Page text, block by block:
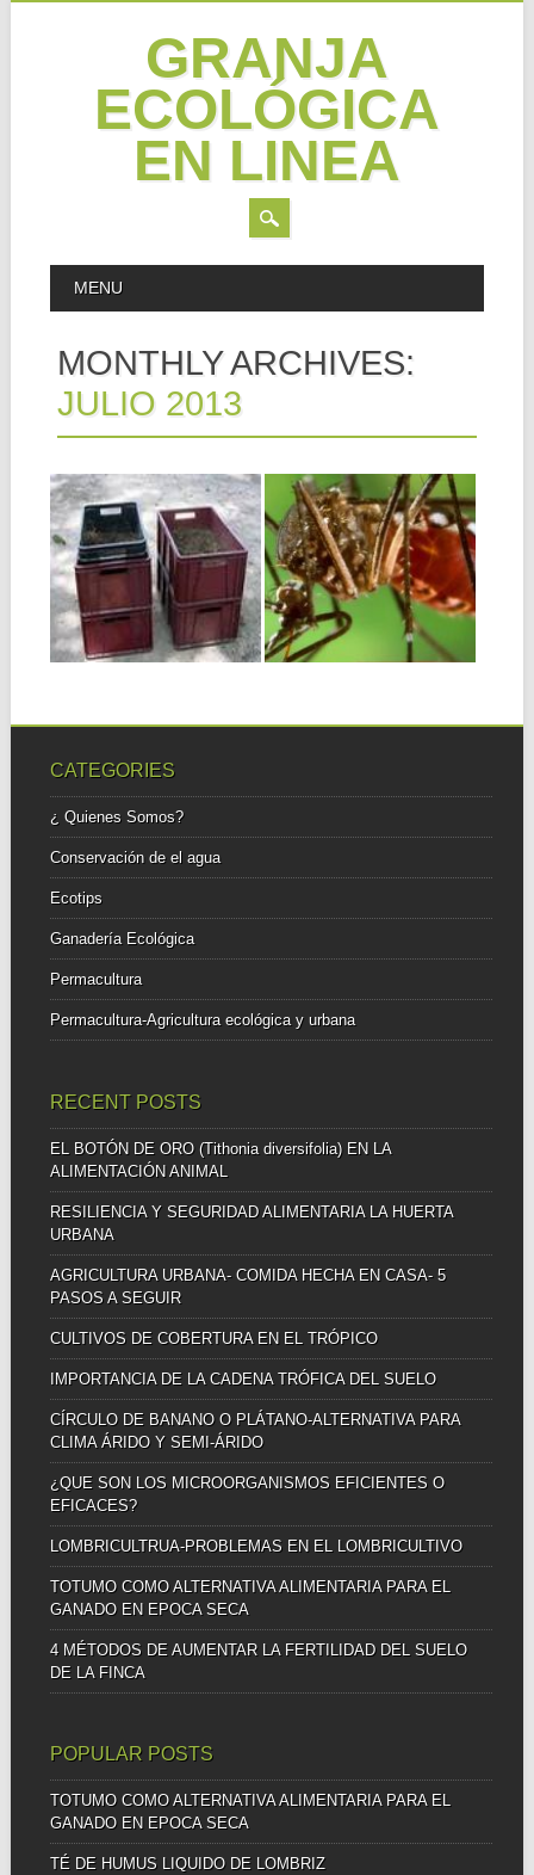
GRANJA
ECOLÓGICA
EN LINEA
MAIN MENU
MENU
MONTHLY ARCHIVES:
JULIO 2013
16.07.13
ABONOS
ORGÁNICOS
SÓLIDOS II
VERMICOMPUEST
O (PARTE II)
ESTABLECIMIENTO Y
MANEJO DEL CULTIVO DE
LOMBRICES Establecimiento
02.07.13
REPELENTES
NATURALES DE
MOSQUITOS
Estas recetas de
preparación de repelentes
naturales...
CATEGORIES
¿ Quienes Somos?
Conservación de el agua
Ecotips
Ganadería Ecológica
Permacultura
Permacultura-Agricultura ecológica y urbana
RECENT POSTS
EL BOTÓN DE ORO (Tithonia diversifolia) EN LA
ALIMENTACIÓN ANIMAL
RESILIENCIA Y SEGURIDAD ALIMENTARIA LA HUERTA
URBANA
AGRICULTURA URBANA- COMIDA HECHA EN CASA- 5
PASOS A SEGUIR
CULTIVOS DE COBERTURA EN EL TRÓPICO
IMPORTANCIA DE LA CADENA TRÓFICA DEL SUELO
CÍRCULO DE BANANO O PLÁTANO-ALTERNATIVA PARA
CLIMA ÁRIDO Y SEMI-ÁRIDO
¿QUE SON LOS MICROORGANISMOS EFICIENTES O
EFICACES?
LOMBRICULTRUA-PROBLEMAS EN EL LOMBRICULTIVO
TOTUMO COMO ALTERNATIVA ALIMENTARIA PARA EL
GANADO EN EPOCA SECA
4 MÉTODOS DE AUMENTAR LA FERTILIDAD DEL SUELO
DE LA FINCA
POPULAR POSTS
TOTUMO COMO ALTERNATIVA ALIMENTARIA PARA EL
GANADO EN EPOCA SECA
TÉ DE HUMUS LIQUIDO DE LOMBRIZ